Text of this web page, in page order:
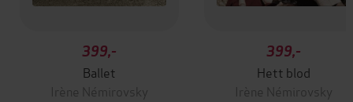
399,-
Ballet
Irène Némirovsky
399,-
Hett blod
Irène Némirovsky